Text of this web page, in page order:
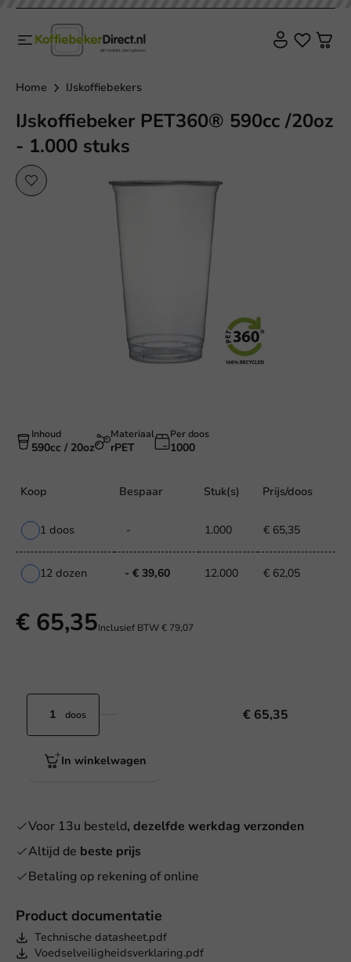
Home IJskoffiebekers
IJskoffiebeker PET360® 590cc /20oz
- 1.000 stuks
Product documentatie
Technische datasheet.pdf
Voedselveiligheidsverklaring.pdf
Inhoud
590cc / 20oz
Materiaal
rPET
Per doos
1000
Koop Bespaar Stuk(s) Prijs/doos
1 doos - 1.000 € 65,35
12 dozen - € 39,60 12.000 € 62,05
€ 65,35Inclusief BTW€ 79,07
doos € 65,35
In winkelwagen
Voor 13u besteld, dezelfde werkdag verzonden
Altijd de beste prijs
Betaling op rekening of online